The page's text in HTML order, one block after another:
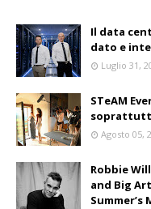
Il data
dato e
Luglio 31,
STeAM
Agosto 05,
Robbie
and Big